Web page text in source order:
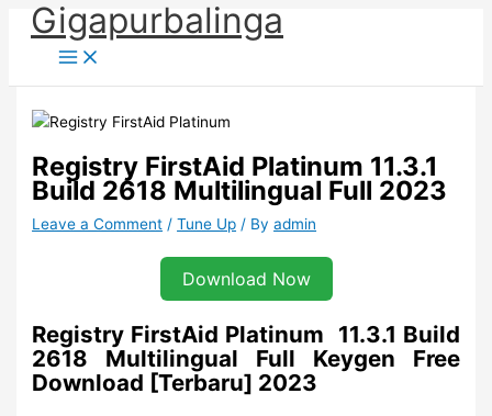
Skip
content
Gigapurbalinga
Registry FirstAid Platinum 11.3.1
Build 2618 Multilingual Full 2023
Leave a Comment /Tune Up / Byadmin
Download Now
Registry FirstAid Platinum 11.3.1 Build
2618 Multilingual Full Keygen Free
Download [Terbaru] 2023